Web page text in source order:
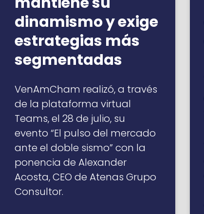
dinamismo y exige
estrategias más
segmentadas
VenAmCham realizó, a través
de la plataforma virtual
Teams, el 28 de julio, su
evento “El pulso del mercado
ante el doble sismo” con la
ponencia de Alexander
Acosta, CEO de Atenas Grupo
Consultor.